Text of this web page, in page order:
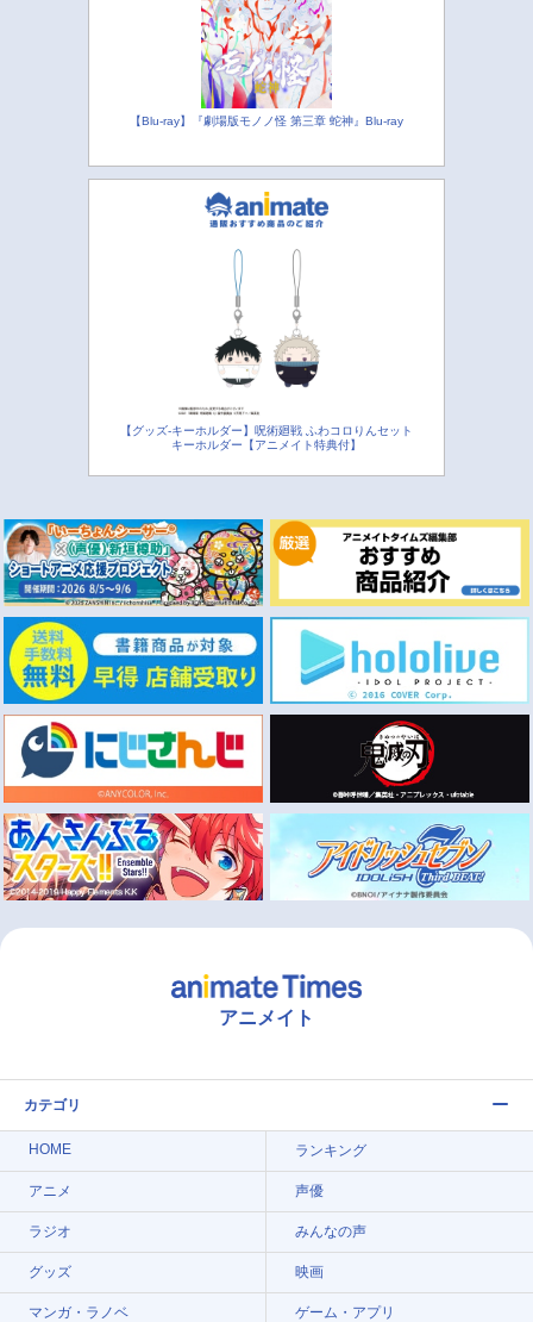
【Blu-ray】『劇場版モノノ怪 第三章 蛇神』Blu-ray
【グッズ-キーホルダー】呪術廻戦 ふわコロりんセット
キーホルダー【アニメイト特典付】
アニメイト
カテゴリ
HOME ランキング
アニメ 声優
ラジオ みんなの声
グッズ 映画
マンガ・ラノベ ゲーム・アプリ